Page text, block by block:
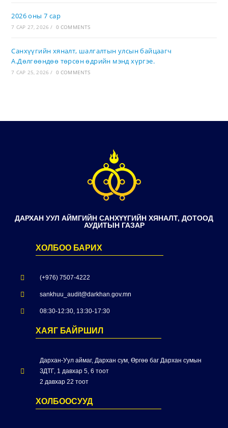
2026 оны 7 сар
7 САР 27, 2026 / 0 COMMENTS
Санхүүгийн хяналт, шалгалтын улсын байцаагч
А.Дөлгөөндөө төрсөн өдрийн мэнд хүргэе.
7 САР 25, 2026 / 0 COMMENTS
ДАРХАН УУЛ АЙМГИЙН САНХҮҮГИЙН ХЯНАЛТ, ДОТООД
АУДИТЫН ГАЗАР
ХОЛБОО БАРИХ
(+976) 7507-4222
sankhuu_audit@darkhan.gov.mn
08:30-12:30, 13:30-17:30
ХАЯГ БАЙРШИЛ
Дархан-Уул аймаг, Дархан сум, Өргөө баг Дархан сумын
ЗДТГ, 1 давхар 5, 6 тоот
2 давхар 22 тоот
ХОЛБООСУУД